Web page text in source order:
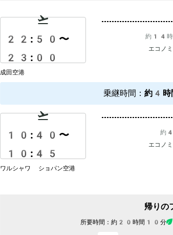
22:50 〜
23:00
約14
エコノ
成田空港
乗継時間 ： 約4
10:40 〜
10:45
約4
エコノ
ワルシャワ ショパン空港
帰りの
所要時間： 約20時間10分